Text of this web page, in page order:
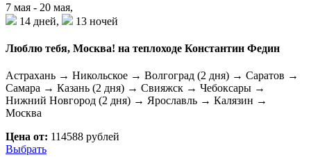
7 мая - 20 мая,
14 дней,
13 ночей
Люблю тебя, Москва! на теплоходе Константин Федин
Астрахань → Никольское → Волгоград (2 дня) → Саратов →
Самара → Казань (2 дня) → Свияжск → Чебоксары →
Нижний Новгород (2 дня) → Ярославль → Калязин →
Москва
Цена от: 114588 рублей
Выбрать